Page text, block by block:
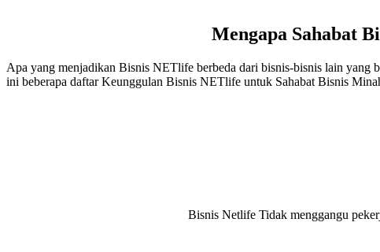
Mengapa Sahabat
Apa yang menjadikan Bisnis NETlife berbeda dari bisnis-bisnis lain
ini beberapa daftar Keunggulan Bisnis NETlife untuk Sahabat Bisnis
Bisnis Netlife Tidak menggangu